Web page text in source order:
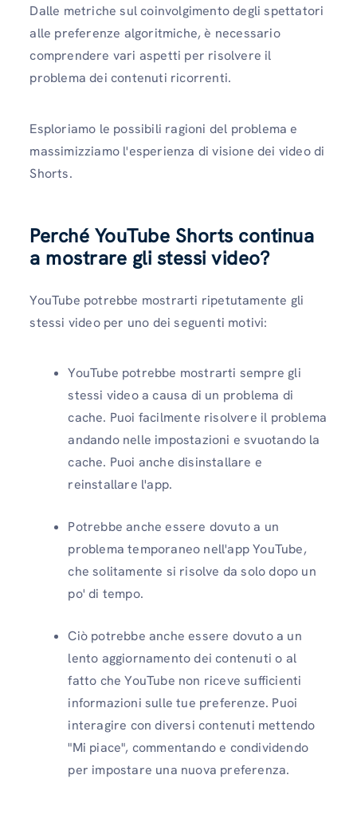
Dalle metriche sul coinvolgimento degli spettatori
alle preferenze algoritmiche, è necessario
comprendere vari aspetti per risolvere il
problema dei contenuti ricorrenti.
Esploriamo le possibili ragioni del problema e
massimizziamo l'esperienza di visione dei video di
Shorts.
Perché YouTube Shorts continua
a mostrare gli stessi video?
YouTube potrebbe mostrarti ripetutamente gli
stessi video per uno dei seguenti motivi:
YouTube potrebbe mostrarti sempre gli
stessi video a causa di un problema di
cache. Puoi facilmente risolvere il problema
andando nelle impostazioni e svuotando la
cache. Puoi anche disinstallare e
reinstallare l'app.
Potrebbe anche essere dovuto a un
problema temporaneo nell'app YouTube,
che solitamente si risolve da solo dopo un
po' di tempo.
Ciò potrebbe anche essere dovuto a un
lento aggiornamento dei contenuti o al
fatto che YouTube non riceve sufficienti
informazioni sulle tue preferenze. Puoi
interagire con diversi contenuti mettendo
"Mi piace", commentando e condividendo
per impostare una nuova preferenza.